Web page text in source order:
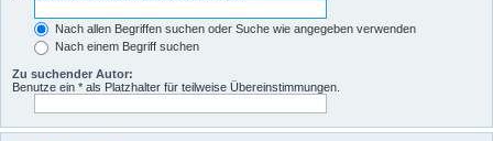
Nach allen Begriffen suchen oder Suche wie angegeben verwenden
Nach einem Begriff suchen
Zu suchender Autor:
Benutze ein * als Platzhalter für teilweise Übereinstimmungen.